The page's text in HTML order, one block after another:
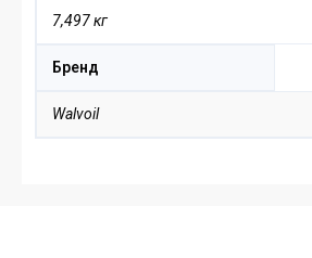
7,497 кг
Бренд
Walvoil